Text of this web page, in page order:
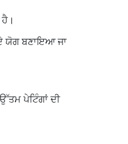
ਯੋਗ ਬਣਾਇਆ ਜਾ
ਪੇਟਿੰਗਾਂ ਦੀ